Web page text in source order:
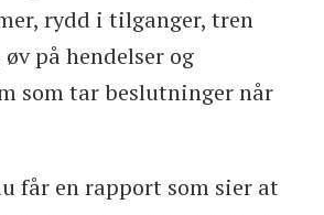
rydd i tilganger, tren
på hendelser og
som tar beslutninger når
får en rapport som sier at